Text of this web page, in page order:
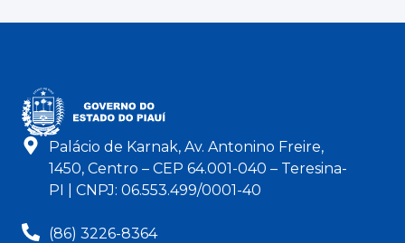
Palácio de Karnak, Av. Antonino Freire,
1450, Centro – CEP 64.001-040 – Teresina-
PI | CNPJ: 06.553.499/0001-40
(86) 3226-8364